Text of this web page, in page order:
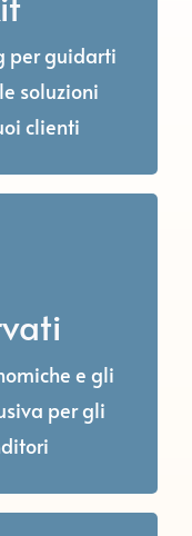
per guidarti
soluzioni
clienti
e gli
per gli
ai
a incentivi e
rivenditori